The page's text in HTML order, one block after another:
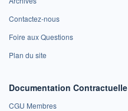
Contactez-nous
Foire aux Questions
Plan du site
Documentation Contractuelle
CGU Membres